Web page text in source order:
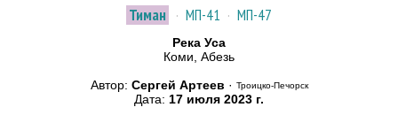
Тиман · МП-41 · МП-47
Река Уса
Коми, Абезь
Автор: Сергей Артеев · Троицко-Печорск
Дата: 17 июля 2023 г.